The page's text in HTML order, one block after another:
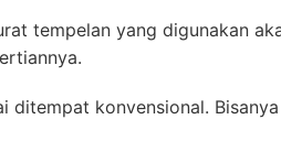
tempelan yang digunakan
ditempat konvensional.